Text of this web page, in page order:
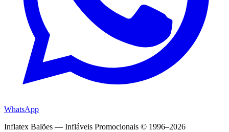
WhatsApp
Inflatex Balões — Infláveis Promocionais © 1996–2026